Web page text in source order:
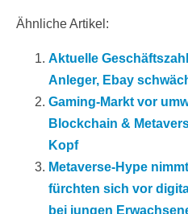
Ähnliche Artikel:
Aktuelle
Anleger, Ebay
Gaming-Markt vor
Blockchain &
Kopf
Metaverse-Hype
fürchten sich vor
bei jungen